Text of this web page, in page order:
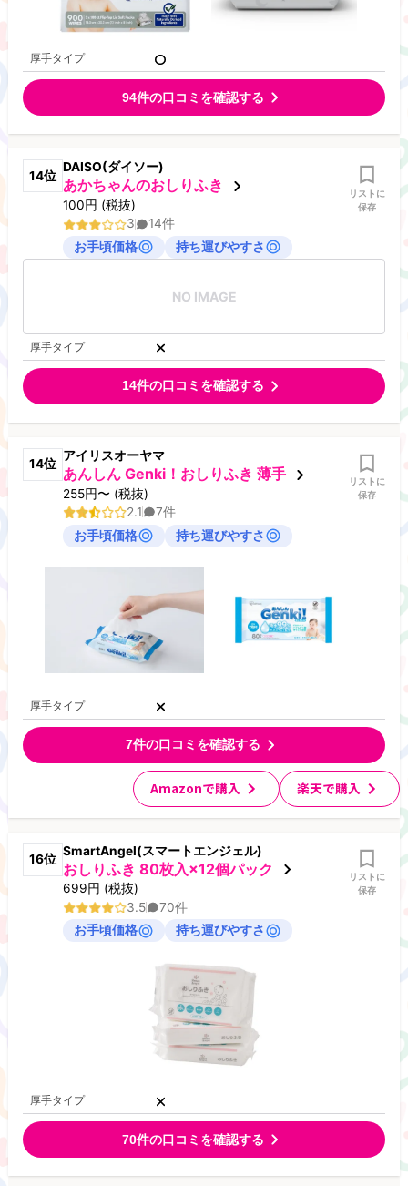
厚手タイプ
94件の口コミを確認する
14位
DAISO(ダイソー)
あかちゃんのおしりふき
100円 (税抜)
リストに
保存
3 14件
お手頃価格
持ち運びやすさ
NO IMAGE
厚手タイプ
14件の口コミを確認する
14位
アイリスオーヤマ
あんしん Genki！おしりふき 薄手
255円〜 (税抜)
リストに
保存
2.1 7件
お手頃価格
持ち運びやすさ
厚手タイプ
7件の口コミを確認する
Amazonで購入 楽天で購入
16位
SmartAngel(スマートエンジェル)
おしりふき 80枚入×12個パック
699円 (税抜)
リストに
保存
3.5 70件
お手頃価格
持ち運びやすさ
厚手タイプ
70件の口コミを確認する